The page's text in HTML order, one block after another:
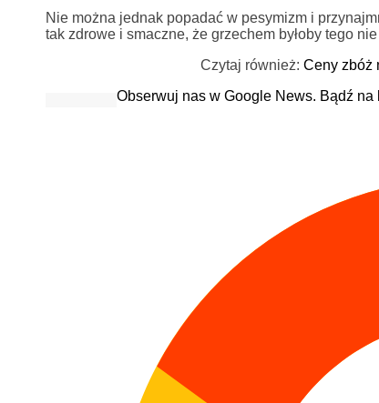
Nie można jednak popadać w pesymizm i
tak zdrowe i smaczne, że grzechem byłoby tego
Czytaj również: Ceny zbóż
Obserwuj nas w Google News. Bądź na